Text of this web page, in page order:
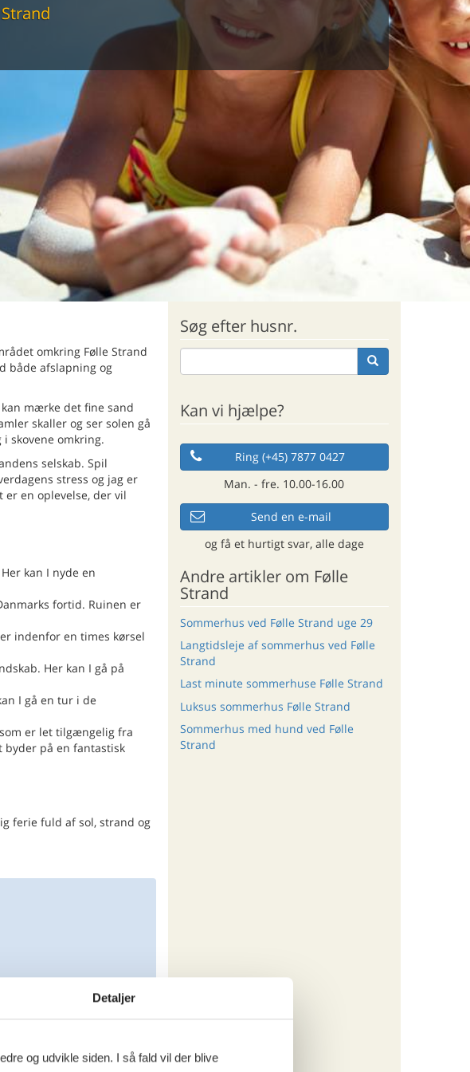
omkring Følle Strand
både afslapning og
mærke det fine sand
skaller og ser solen gå
skovene omkring.
selskab. Spil
stress og jag er
er en oplevelse, der vil
kan I nyde en
fortid. Ruinen er
indenfor en times kørsel
Her kan I gå på
I gå en tur i de
er let tilgængelig fra
byder på en fantastisk
ferie fuld af sol, strand og
Tilføj til favoritter
Søg efter husnr.
Kan vi hjælpe?
Ring (+45) 7877 0427
Man. - fre. 10.00-16.00
Send en e-mail
og få et hurtigt svar, alle dage
Andre artikler om Følle
Strand
Sommerhus ved Følle Strand uge 29
Langtidsleje af sommerhus ved Følle
Strand
Last minute sommerhuse Følle Strand
Luksus sommerhus Følle Strand
Sommerhus med hund ved Følle
Strand
Detaljer
og udvikle siden. I så fald vil der blive